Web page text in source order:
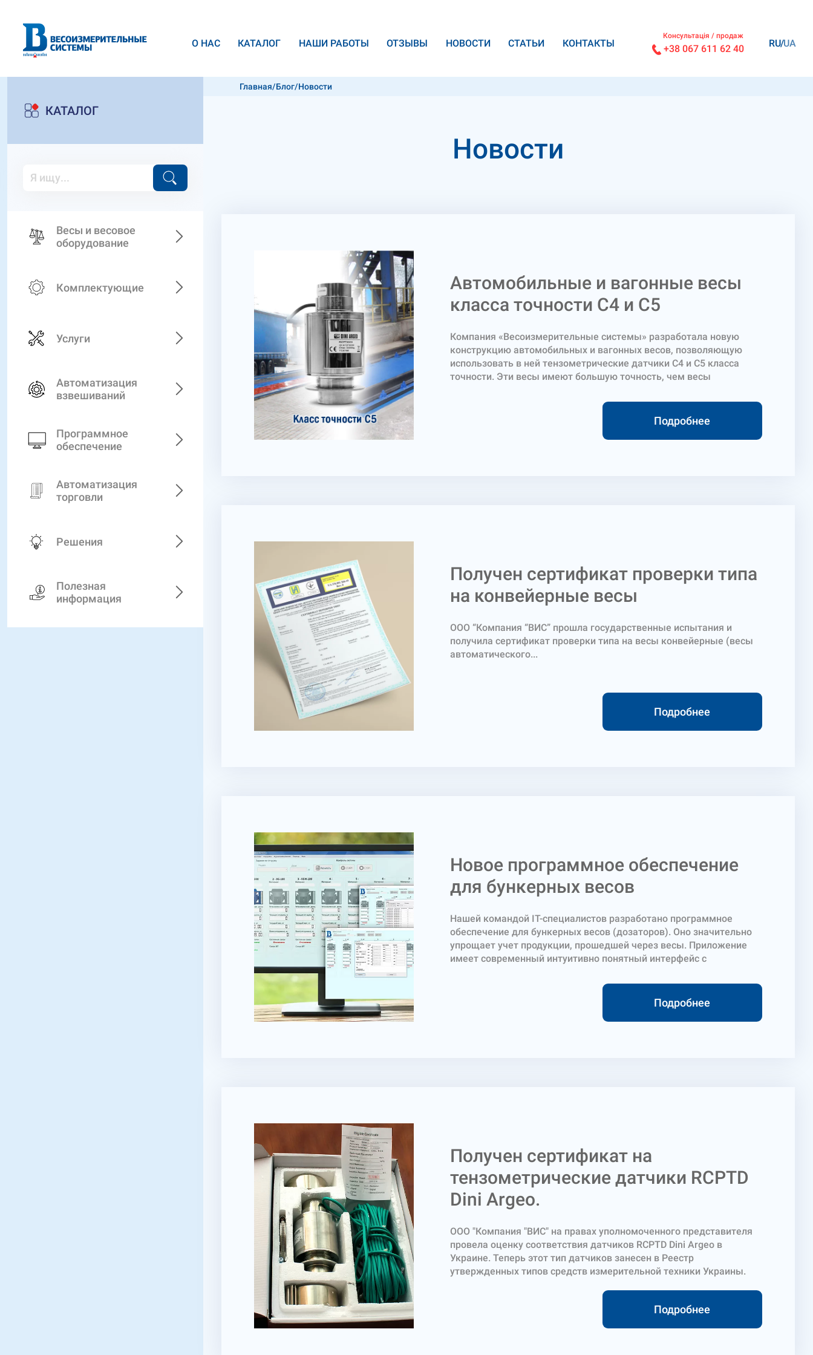
О НАС КАТАЛОГ НАШИ РАБОТЫ ОТЗЫВЫ НОВОСТИ CТАТЬИ КОНТАКТЫ
Консультація / продаж
+38 067 611 62 40 RU UA
КАТАЛОГ
Весы и весовое
оборудование
Комплектующие
Услуги
Автоматизация
взвешиваний
Программное
обеспечение
Автоматизация
торговли
Решения
Полезная
информация
Главная/Блог/Новости
Новости
Автомобильные и вагонные весы
класса точности C4 и C5
Компания «Весоизмерительные системы» разработала новую
конструкцию автомобильных и вагонных весов, позволяющую
использовать в ней тензометрические датчики C4 и C5 класса
точности. Эти весы имеют большую точность, чем весы
устанавливаются на тензометрические датчики C4 или C5 класса
точности производства итальянской компании Dini Argeo, а их
качество и технические характеристики соответствуют
европейским стандартам. Весы сертифицированы и имеют всю
Подробнее
Получен сертификат проверки типа
на конвейерные весы
ООО “Компания “ВИС” прошла государственные испытания и
получила сертификат проверки типа на весы конвейерные (весы
автоматического...
Подробнее
Новое программное обеспечение
для бункерных весов
Нашей командой IT-специалистов разработано программное
обеспечение для бункерных весов (дозаторов). Оно значительно
упрощает учет продукции, прошедшей через весы. Приложение
имеет современный интуитивно понятный интерфейс с
настройкам ограничивается статусом пользователя и защищается
паролем. Программное обеспечение для бункерных весов
Подробнее
Получен сертификат на
тензометрические датчики RCPTD
Dini Argeo.
ООО "Компания "ВИС" на правах уполномоченного представителя
провела оценку соответствия датчиков RCPTD Dini Argeo в
Украине. Теперь этот тип датчиков занесен в Реестр
утвержденных типов средств измерительной техники Украины.
нагрузка от 20 т до 100 т. Цифровой датчик RCPTD представляет
собой устройство, которое передает данные о нагрузке в виде
цифрового кода по интерфейсу RS422. Цифровой сигнал с
Подробнее